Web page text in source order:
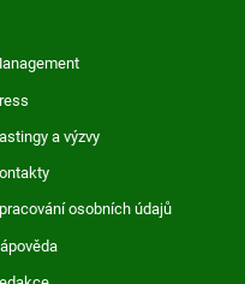
a výzvy
osobních údajů